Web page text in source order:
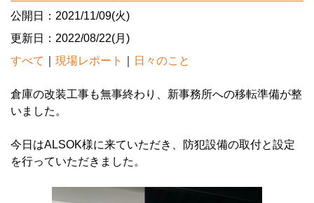
公開日：2021/11/09(火)
更新日：2022/08/22(月)
すべて
現場レポート 日々のこと
倉庫の改装工事も無事終わり、新事務所への移転準備が整
いました。
今日はALSOK様に来ていただき、防犯設備の取付と設定
を行っていただきました。